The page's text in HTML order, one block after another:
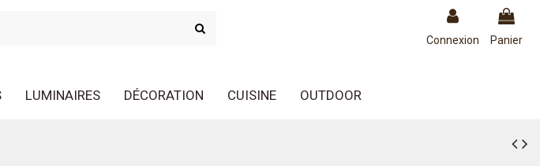
Connexion Panier
LUMINAIRES DÉCORATION CUISINE OUTDOOR